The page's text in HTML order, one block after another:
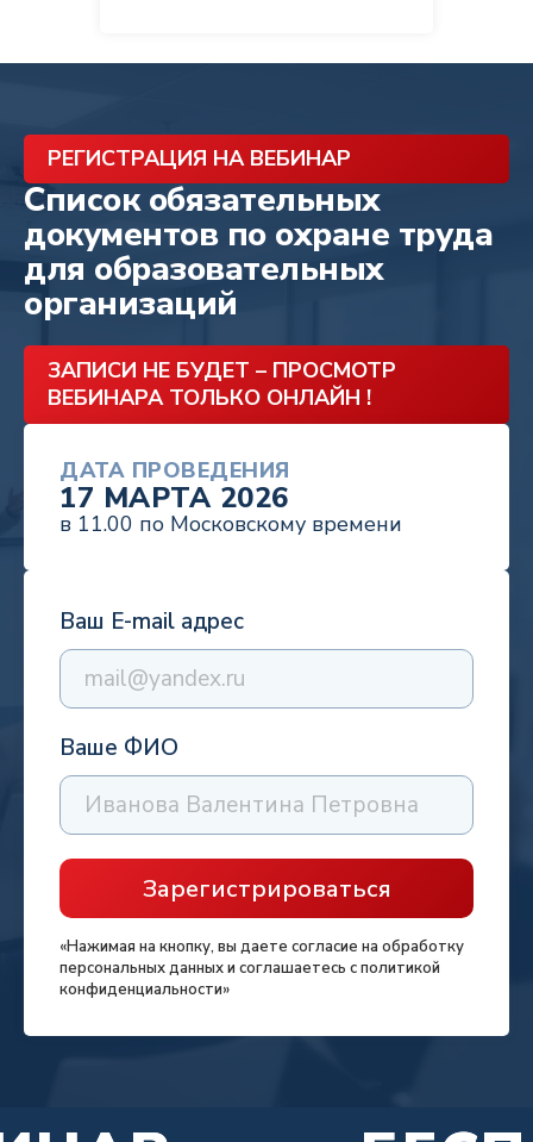
РЕГИСТРАЦИЯ НА ВЕБИНАР
Список обязательных
документов по охране труда
для образовательных
организаций
ЗАПИСИ НЕ БУДЕТ – ПРОСМОТР
ВЕБИНАРА ТОЛЬКО ОНЛАЙН !
ДАТА ПРОВЕДЕНИЯ
17 МАРТА 2026
в 11.00 по Московскому времени
Ваш E-mail адрес
Ваше ФИО
Зарегистрироваться
«Нажимая на кнопку, вы даете согласие на обработку
персональных данных и соглашаетесь c политикой
конфиденциальности»